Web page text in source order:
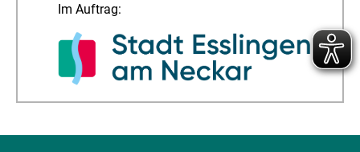
Im Auftrag: